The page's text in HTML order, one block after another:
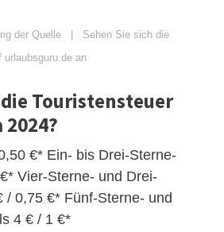
der Quelle | Sehen Sie sich die
urlaubsguru.de an
Touristensteuer
€* Ein- bis Drei-Sterne-
Vier-Sterne- und Drei-
/ 0,75 €* Fünf-Sterne- und
4 € / 1 €*